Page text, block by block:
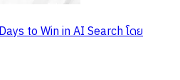
to Win in AI Search โดย